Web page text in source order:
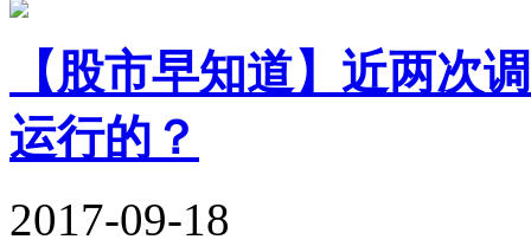
【股市早知道】近两次
运行的？
2017-09-18